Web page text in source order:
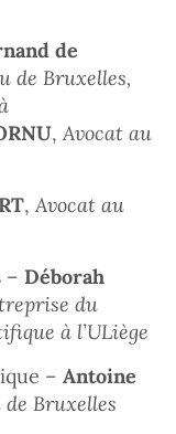
de
de Bruxelles,
,Avocat au
, Avocat au
– Déborah
du
à l’ULiège
– Antoine
Bruxelles